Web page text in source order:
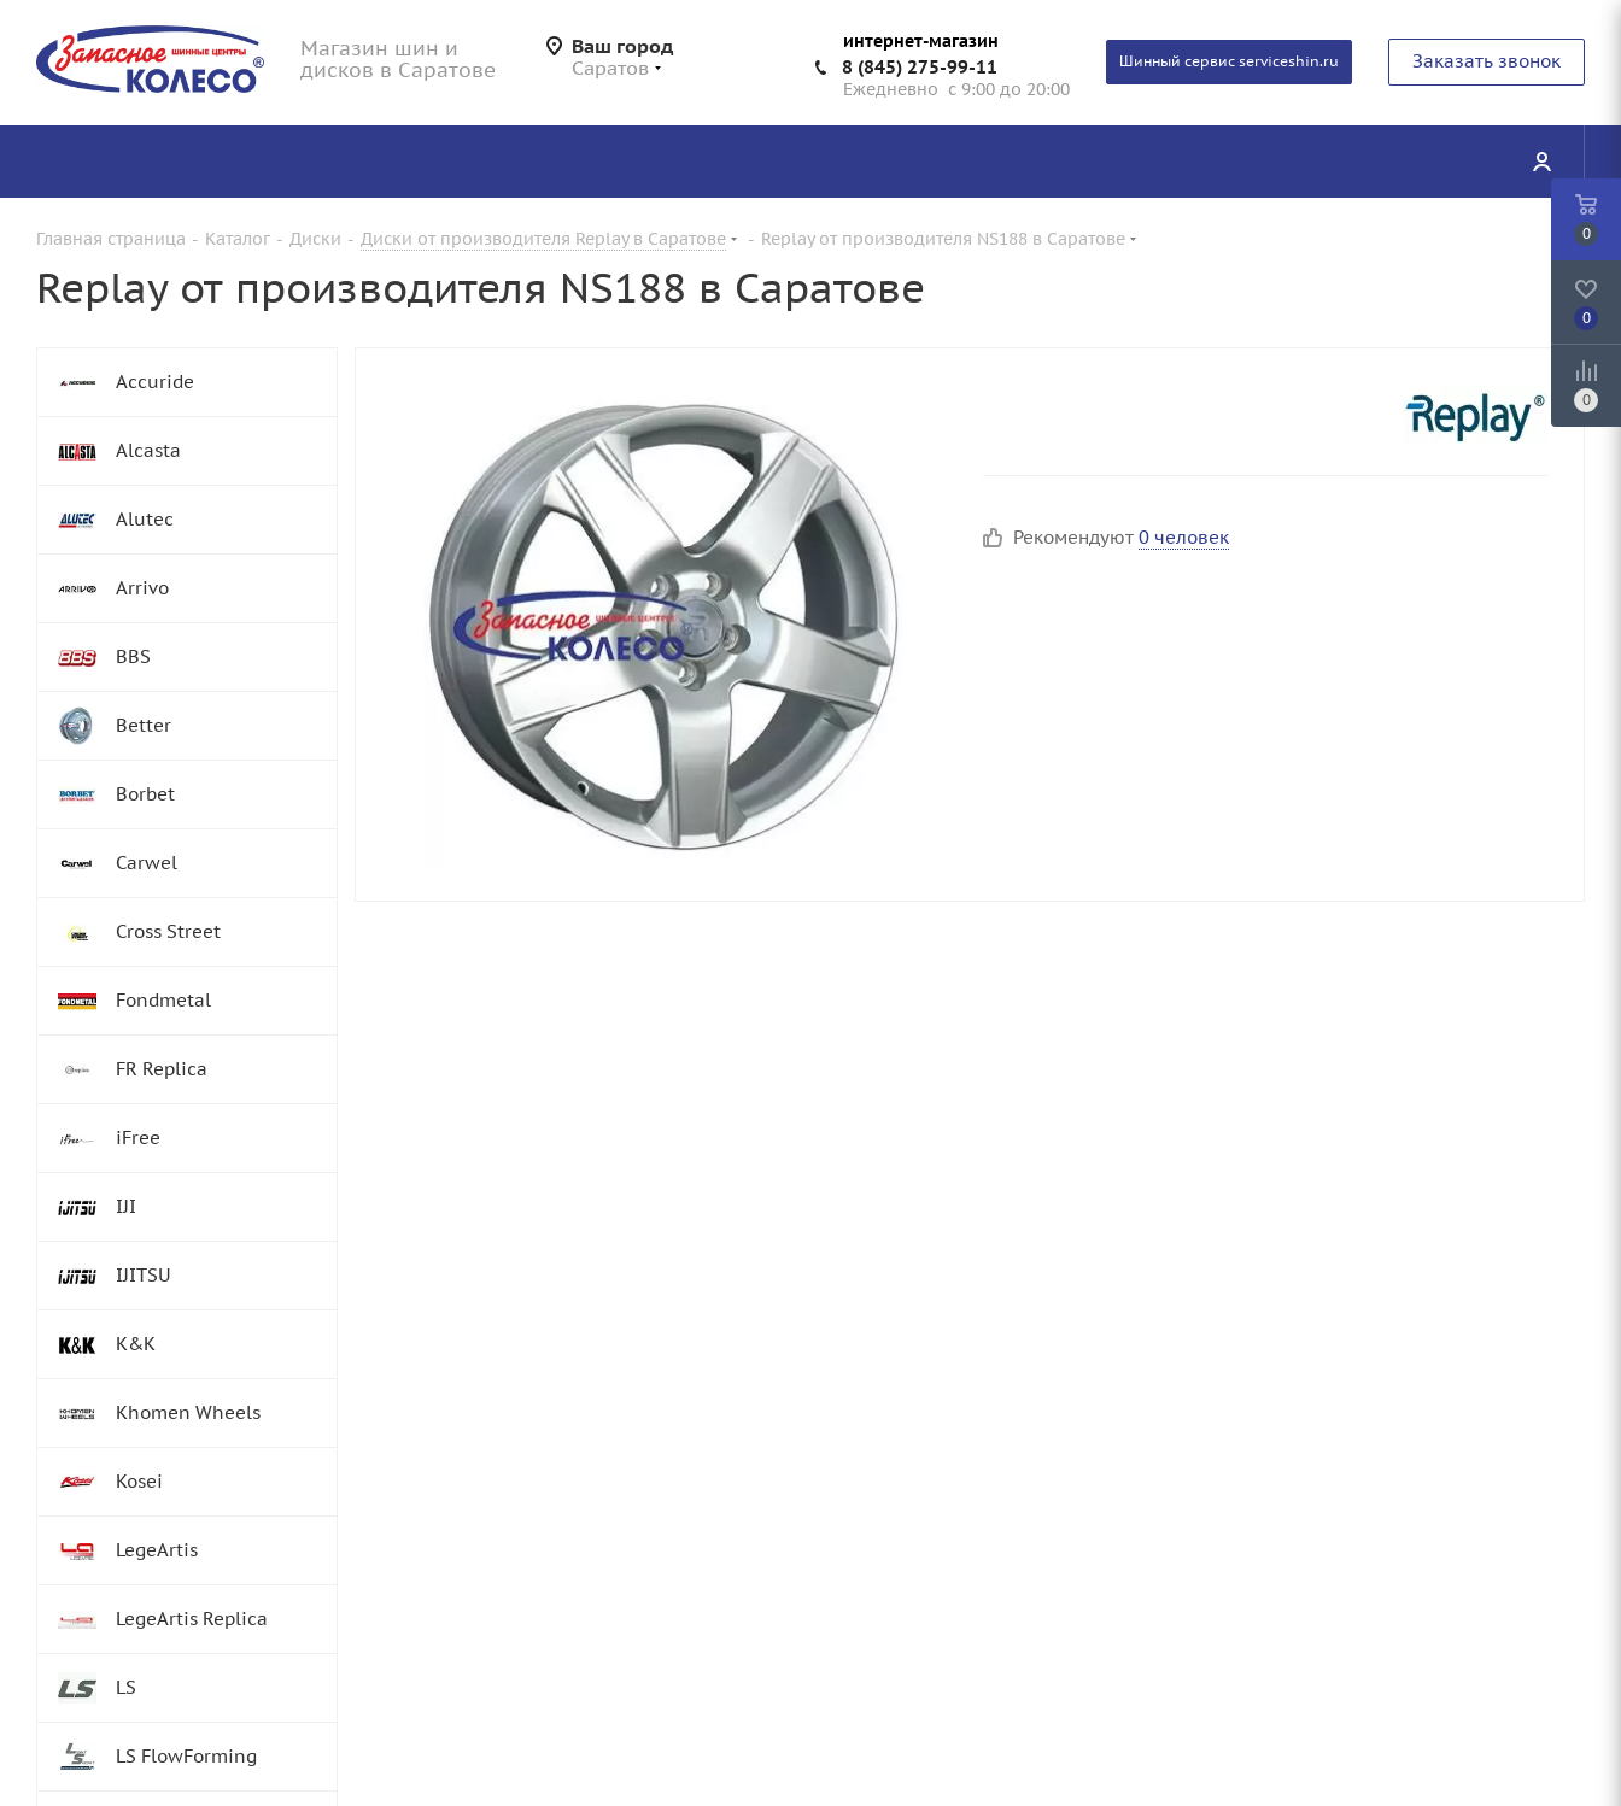
Магазин шин и
дисков в Саратове
Ваш город
Саратов
интернет-магазин
8 (845) 275-99-11
Ежедневно с 9:00 до 20:00
Шинный сервис serviceshin.ru Заказать звонок
Главная страница - Каталог - Диски - Диски от производителя Replay в Саратове - Replay от производителя NS188 в Саратове
Replay от производителя NS188 в Саратове
Рекомендуют 0 человек
Accuride
Alcasta
Alutec
Arrivo
BBS
Better
Borbet
Carwel
Cross Street
Fondmetal
FR Replica
iFree
IJI
IJITSU
K&K
Khomen Wheels
Kosei
LegeArtis
LegeArtis Replica
LS
LS FlowForming
0
0
0